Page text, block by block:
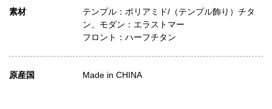
素材
テンプル：ポリアミド/（テンプル飾り）チタ
ン、モダン：エラストマー
フロント：ハーフチタン
原産国 Made in CHINA